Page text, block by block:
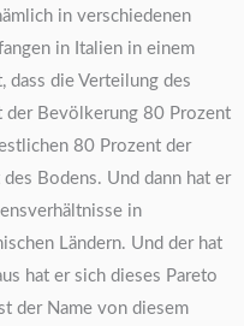
in verschiedenen
in Italien in einem
dass die Verteilung des
der Bevölkerung 80 Prozent
80 Prozent der
Bodens. Und dann hat er
in
Ländern. Und der hat
hat er sich dieses Pareto
der Name von diesem